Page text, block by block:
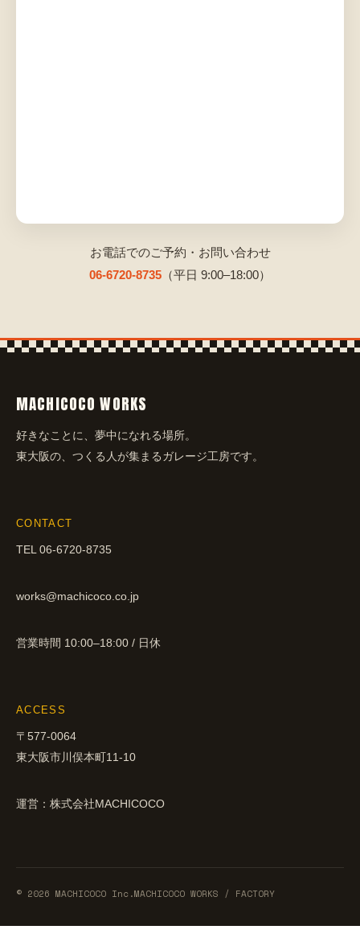
お電話でのご予約・お問い合わせ
06-6720-8735 （平日 9:00–18:00）
MACHICOCO WORKS
好きなことに、夢中になれる場所。
東大阪の、つくる人が集まるガレージ工房です。
CONTACT
TEL 06-6720-8735
works@machicoco.co.jp
営業時間 10:00–18:00 / 日休
ACCESS
〒577-0064
東大阪市川俣本町11-10
運営：株式会社MACHICOCO
© 2026 MACHICOCO Inc.MACHICOCO WORKS / FACTORY